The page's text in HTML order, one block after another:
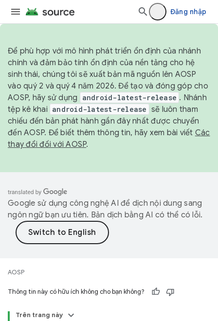
Đăng nhập
Để phù hợp với mô hình phát triển ổn định của nhánh
chính và đảm bảo tính ổn định của nền tảng cho hệ
sinh thái, chúng tôi sẽ xuất bản mã nguồn lên AOSP
vào quý 2 và quý 4 năm 2026. Để tạo và đóng góp cho
AOSP, hãy sử dụng
android-latest-release . Nhánh
tệp kê khai android-latest-release sẽ luôn tham
chiếu đến bản phát hành gần đây nhất được chuyển
đến AOSP. Để biết thêm thông tin, hãy xem bài viết Các
thay đổi đối với AOSP.
Google sử dụng công nghệ AI để dịch nội dung sang
ngôn ngữ bạn ưu tiên. Bản dịch bằng AI có thể có lỗi.
AOSP
Thông tin này có hữu ích không cho bạn không?
Trên trang này